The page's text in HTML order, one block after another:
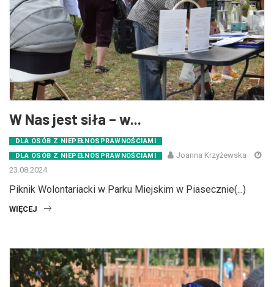
W Nas jest siła – w...
DLA OSÓB Z NIEPEŁNOSPRAWNOŚCIAMI
DLA OSÓB Z NIEPEŁNOSPRAWNOŚCIAMI
Joanna Krzyżewska
23.08.2024
Piknik Wolontariacki w Parku Miejskim w Piasecznie(...)
WIĘCEJ